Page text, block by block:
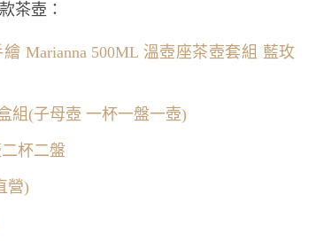
茶壺：
Marianna 500ML 溫壺座茶壺套組 藍玫
組(子母壺 一杯一盤一壺)
杯二盤
營)